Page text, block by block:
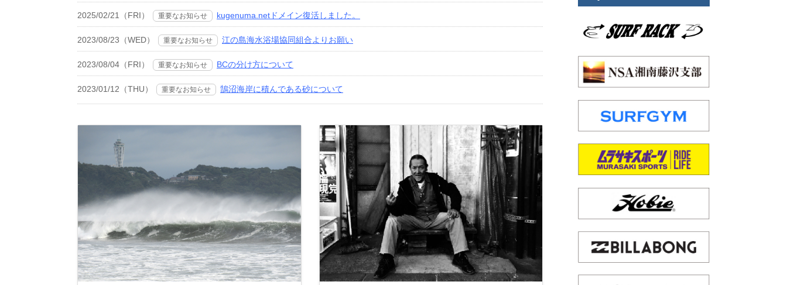
2025/02/21（FRI） 重要なお知らせ kugenuma.netドメイン復活しました。
2023/08/23（WED） 重要なお知らせ 江の島海水浴場協同組合よりお願い
2023/08/04（FRI） 重要なお知らせ BCの分け方について
2023/01/12（THU） 重要なお知らせ 鵠沼海岸に積んである砂について